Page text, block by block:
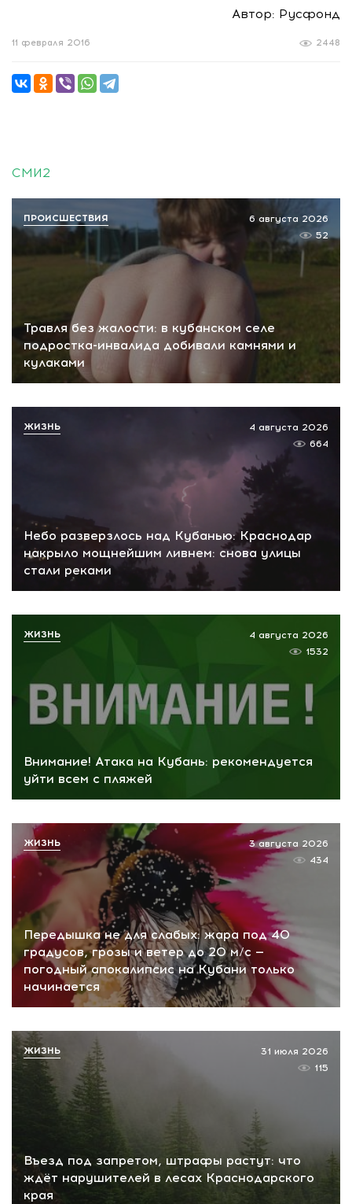
Автор: Русфонд
2448
11 февраля 2016
СМИ2
Травля без жалости: в кубанском селе
подростка-инвалида добивали камнями и
кулаками
6 августа 2026
52
ПРОИСШЕСТВИЯ
Небо разверзлось над Кубанью: Краснодар
накрыло мощнейшим ливнем: снова улицы
стали реками
4 августа 2026
664
ЖИЗНЬ
Внимание! Атака на Кубань: рекомендуется
уйти всем с пляжей
4 августа 2026
1532
ЖИЗНЬ
Передышка не для слабых: жара под 40
градусов, грозы и ветер до 20 м/с —
погодный апокалипсис на Кубани только
начинается
3 августа 2026
434
ЖИЗНЬ
Въезд под запретом, штрафы растут: что
ждёт нарушителей в лесах Краснодарского
края
31 июля 2026
115
ЖИЗНЬ